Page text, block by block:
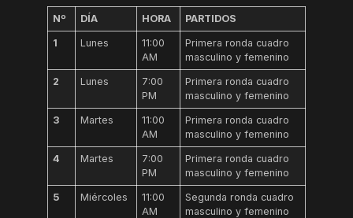
Nº DÍA HORA PARTIDOS
1 Lunes
11:00
AM
Primera ronda cuadro
masculino y femenino
2 Lunes
7:00
PM
Primera ronda cuadro
masculino y femenino
3 Martes
11:00
AM
Primera ronda cuadro
masculino y femenino
4 Martes
7:00
PM
Primera ronda cuadro
masculino y femenino
5 Miércoles
11:00
AM
Segunda ronda cuadro
masculino y femenino